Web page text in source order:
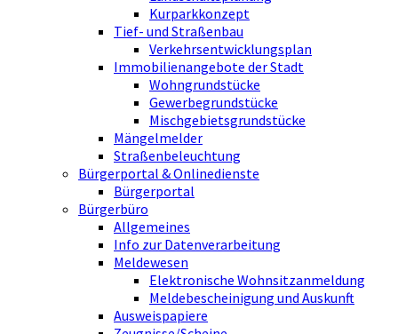
Kurparkkonzept
Tief- und Straßenbau
Verkehrsentwicklungsplan
Immobilienangebote der Stadt
Wohngrundstücke
Gewerbegrundstücke
Mischgebietsgrundstücke
Mängelmelder
Straßenbeleuchtung
Bürgerportal & Onlinedienste
Bürgerportal
Bürgerbüro
Allgemeines
Info zur Datenverarbeitung
Meldewesen
Elektronische Wohnsitzanmeldung
Meldebescheinigung und Auskunft
Ausweispapiere